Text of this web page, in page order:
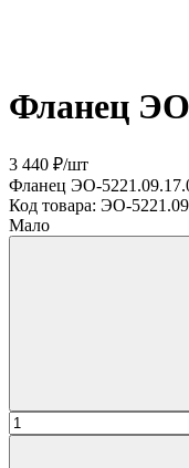
Фланец
3 440 ₽/шт
Фланец ЭО-
Код товара: ЭО-
Мало